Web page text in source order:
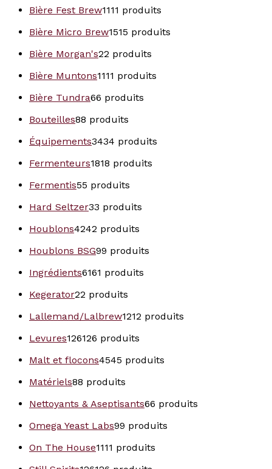
Bière Fest Brew1111 produits
Bière Micro Brew1515 produits
Bière Morgan's22 produits
Bière Muntons1111 produits
Bière Tundra66 produits
Bouteilles88 produits
Équipements3434 produits
Fermenteurs1818 produits
Fermentis55 produits
Hard Seltzer33 produits
Houblons4242 produits
Houblons BSG99 produits
Ingrédients6161 produits
Kegerator22 produits
Lallemand/Lalbrew1212 produits
Levures126126 produits
Malt et flocons4545 produits
Matériels88 produits
Nettoyants & Aseptisants66 produits
Omega Yeast Labs99 produits
On The House1111 produits